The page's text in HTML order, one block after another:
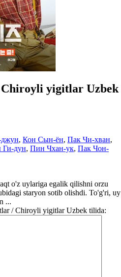
yigitlar Uzbek
, Кон Сын-ён, Пак Чи-хван,
Ги-дун, Пин Чхан-ук, Пак Чон-
o'z uylariga egalik qilishni orzu
staryon sotib olishdi. To'g'ri, uy
...
/ Chiroyli yigitlar Uzbek tilida: